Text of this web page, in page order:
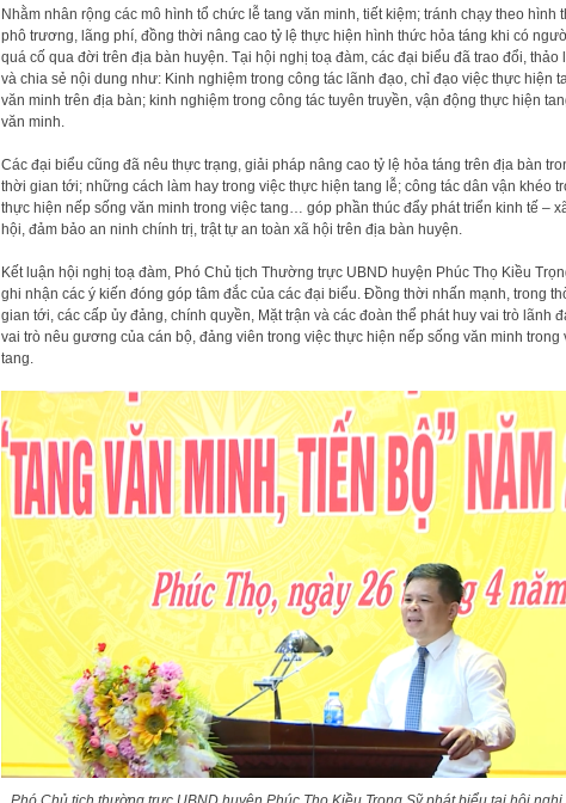
Nhằm nhân rộng các mô hình tổ chức lễ tang văn minh, tiết kiệm; tránh chạy theo hình
phô trương, lãng phí, đồng thời nâng cao tỷ lệ thực hiện hình thức hỏa táng khi có
quá cố qua đời trên địa bàn huyện. Tại hội nghị toạ đàm, các đại biểu đã trao đổi, thảo
và chia sẻ nội dung như: Kinh nghiệm trong công tác lãnh đạo, chỉ đạo việc thực hiện
văn minh trên địa bàn; kinh nghiệm trong công tác tuyên truyền, vận động thực hiện
văn minh.
Các đại biểu cũng đã nêu thực trạng, giải pháp nâng cao tỷ lệ hỏa táng trên địa bàn
thời gian tới; những cách làm hay trong việc thực hiện tang lễ; công tác dân vận khéo
thực hiện nếp sống văn minh trong việc tang… góp phần thúc đẩy phát triển kinh tế –
hội, đảm bảo an ninh chính trị, trật tự an toàn xã hội trên địa bàn huyện.
Kết luận hội nghị toạ đàm, Phó Chủ tịch Thường trực UBND huyện Phúc Thọ Kiều
ghi nhận các ý kiến đóng góp tâm đắc của các đại biểu. Đồng thời nhấn mạnh, trong
gian tới, các cấp ủy đảng, chính quyền, Mặt trận và các đoàn thể phát huy vai trò lãnh
vai trò nêu gương của cán bộ, đảng viên trong việc thực hiện nếp sống văn minh trong
tang.